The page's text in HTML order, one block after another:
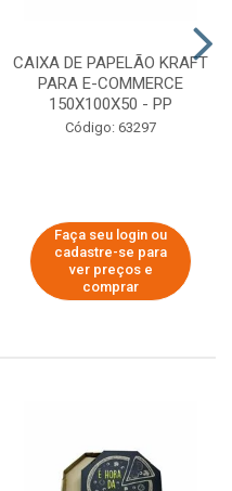
CAIXA DE PAPELÃO KRAFT
PARA E-COMMERCE
150X100X50 - PP
Código: 63297
Faça seu login ou
cadastre-se para
ver preços e
comprar